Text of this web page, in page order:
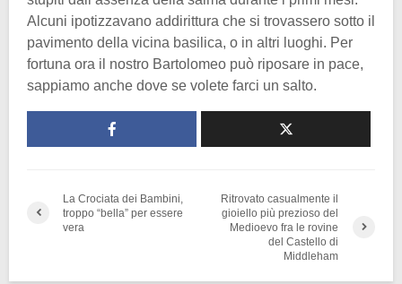
Alcuni ipotizzavano addirittura che si trovassero sotto il
pavimento della vicina basilica, o in altri luoghi. Per
fortuna ora il nostro Bartolomeo può riposare in pace,
sappiamo anche dove se volete farci un salto.
La Crociata dei Bambini,
troppo “bella” per essere
vera
Ritrovato casualmente il
gioiello più prezioso del
Medioevo fra le rovine
del Castello di
Middleham